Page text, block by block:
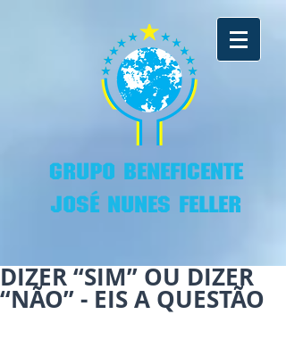
GRUPO BENEFICENTE
JOSÉ NUNES FELLER
DIZER “SIM” OU DIZER
“NÃO” - EIS A QUESTÃO